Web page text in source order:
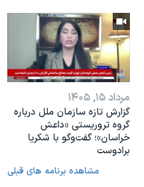
مرداد ۱۵, ۱۴۰۵
گزارش تازه سازمان ملل درباره
گروه تروریستی «داعش
خراسان»؛ گفت‌وگو با شکریا
برادوست
مشاهده برنامه های قبلی